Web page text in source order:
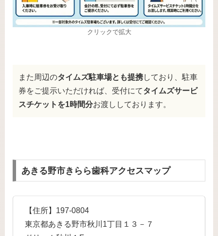
クリックで拡大
また周辺のタイムズ駐車場とも提携しており、駐車
券をご提示いただければ、受付にてタイムズサービ
スチケットを1時間分お渡ししております。
あきる野市きらら歯科アクセスマップ
【住所】197-0804
東京都あきる野市秋川1丁目１３－７